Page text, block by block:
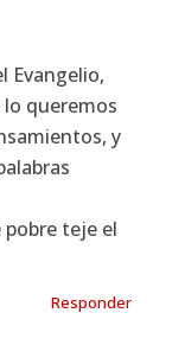
Evangelio,
queremos
y
pobre teje el
Responder